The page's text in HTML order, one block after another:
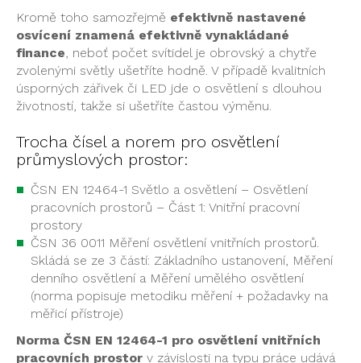
Kromě toho samozřejmě efektivně nastavené
osvícení znamená efektivně vynakládané
finance, neboť počet svítidel je obrovský a chytře
zvolenými světly ušetříte hodně. V případě kvalitních
úsporných zářivek či LED jde o osvětlení s dlouhou
životností, takže si ušetříte častou výměnu.
Trocha čísel a norem pro osvětlení
průmyslových prostor:
ČSN EN 12464-1 Světlo a osvětlení – Osvětlení
pracovních prostorů – Část 1: Vnitřní pracovní
prostory
ČSN 36 0011 Měření osvětlení vnitřních prostorů.
Skládá se ze 3 částí: Základního ustanovení, Měření
denního osvětlení a Měření umělého osvětlení
(norma popisuje metodiku měření + požadavky na
měřicí přístroje)
Norma ČSN EN 12464-1 pro osvětlení vnitřních
pracovních prostor v závislosti na typu práce udává